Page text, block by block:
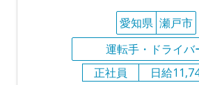
愛知県 瀬戸市
運転手・ドライバ
正社員
日給